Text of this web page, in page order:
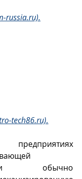
russia.ru).
tech86.ru).
обычно